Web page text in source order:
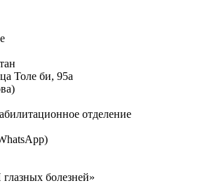
Толе би, 95а
отделение
болезней»